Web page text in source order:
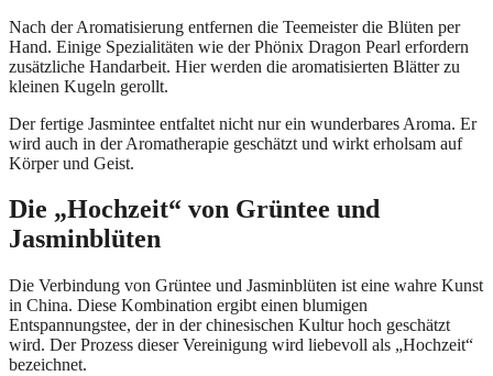
Nach der Aromatisierung entfernen die Teemeister die Blüten per
Hand. Einige Spezialitäten wie der Phönix Dragon Pearl erfordern
zusätzliche Handarbeit. Hier werden die aromatisierten Blätter zu
kleinen Kugeln gerollt.
Der fertige Jasmintee entfaltet nicht nur ein wunderbares Aroma. Er
wird auch in der Aromatherapie geschätzt und wirkt erholsam auf
Körper und Geist.
Die „Hochzeit“ von Grüntee und
Jasminblüten
Die Verbindung von Grüntee und Jasminblüten ist eine wahre Kunst
in China. Diese Kombination ergibt einen blumigen
Entspannungstee, der in der chinesischen Kultur hoch geschätzt
wird. Der Prozess dieser Vereinigung wird liebevoll als „Hochzeit“
bezeichnet.